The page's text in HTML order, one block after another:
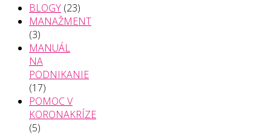
BLOGY (23)
MANAŽMENT
(3)
MANUÁL
NA
PODNIKANIE
(17)
POMOC V
KORONAKRÍZE
(5)